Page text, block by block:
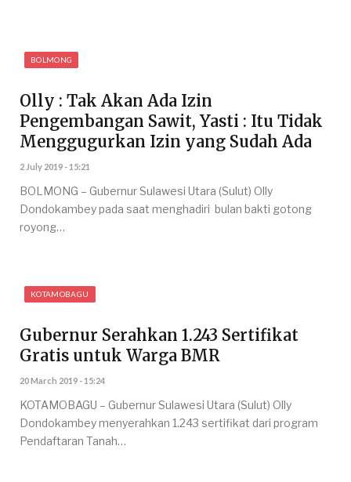
BOLMONG
Olly : Tak Akan Ada Izin
Pengembangan Sawit, Yasti : Itu Tidak
Menggugurkan Izin yang Sudah Ada
2 July 2019 - 15:21
BOLMONG – Gubernur Sulawesi Utara (Sulut) Olly
Dondokambey pada saat menghadiri bulan bakti gotong
royong…
KOTAMOBAGU
Gubernur Serahkan 1.243 Sertifikat
Gratis untuk Warga BMR
20 March 2019 - 15:24
KOTAMOBAGU – Gubernur Sulawesi Utara (Sulut) Olly
Dondokambey menyerahkan 1.243 sertifikat dari program
Pendaftaran Tanah…